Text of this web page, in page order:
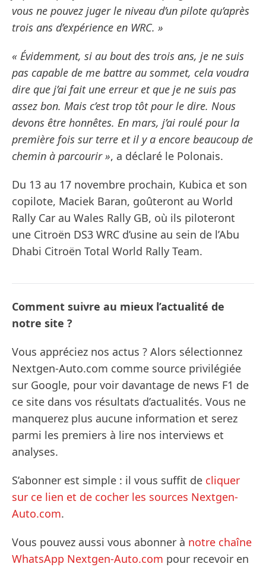
vous ne pouvez juger le niveau d’un pilote qu’après
trois ans d’expérience en WRC. »
« Évidemment, si au bout des trois ans, je ne suis
pas capable de me battre au sommet, cela voudra
dire que j’ai fait une erreur et que je ne suis pas
assez bon. Mais c’est trop tôt pour le dire. Nous
devons être honnêtes. En mars, j’ai roulé pour la
première fois sur terre et il y a encore beaucoup de
chemin à parcourir », a déclaré le Polonais.
Du 13 au 17 novembre prochain, Kubica et son
copilote, Maciek Baran, goûteront au World
Rally Car au Wales Rally GB, où ils piloteront
une Citroën DS3 WRC d’usine au sein de l’Abu
Dhabi Citroën Total World Rally Team.
Comment suivre au mieux l’actualité de
notre site ?
Vous appréciez nos actus ? Alors sélectionnez
Nextgen-Auto.com comme source privilégiée
sur Google, pour voir davantage de news F1 de
ce site dans vos résultats d’actualités. Vous ne
manquerez plus aucune information et serez
parmi les premiers à lire nos interviews et
analyses.
S’abonner est simple : il vous suffit de cliquer
sur ce lien et de cocher les sources Nextgen-
Auto.com.
Vous pouvez aussi vous abonner à notre chaîne
WhatsApp Nextgen-Auto.com pour recevoir en